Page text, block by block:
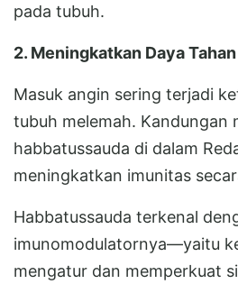
pada tubuh.
2. Meningkatkan Daya
Masuk angin sering terjadi
tubuh melemah. Kandungan
habbatussauda di dalam
meningkatkan imunitas
Habbatussauda terkenal
imunomodulatornya—yaitu
mengatur dan memperkuat